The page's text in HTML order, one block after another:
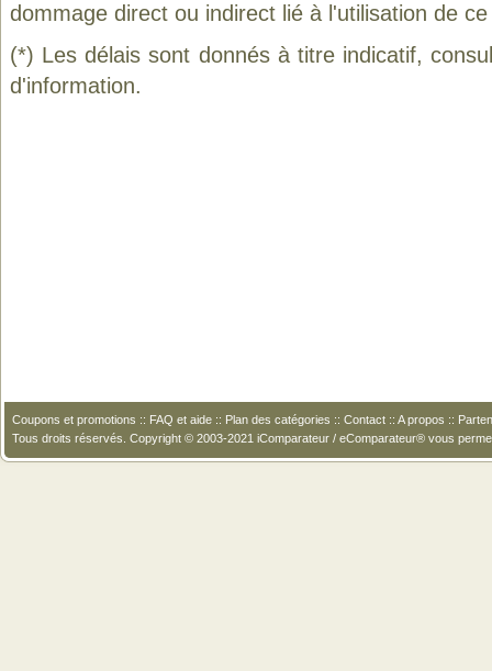
dommage direct ou indirect lié à l'utilisation de
(*) Les délais sont donnés à titre indicatif,
d'information.
Coupons et promotions :: FAQ et aide :: Plan des catégories :: Contact :: A propos ::
Tous droits réservés. Copyright © 2003-2021 iComparateur / eComparateur® vous